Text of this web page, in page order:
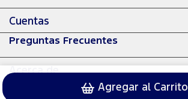
Agregar al Carrito
Cuentas
Preguntas Frecuentes
Acerca de